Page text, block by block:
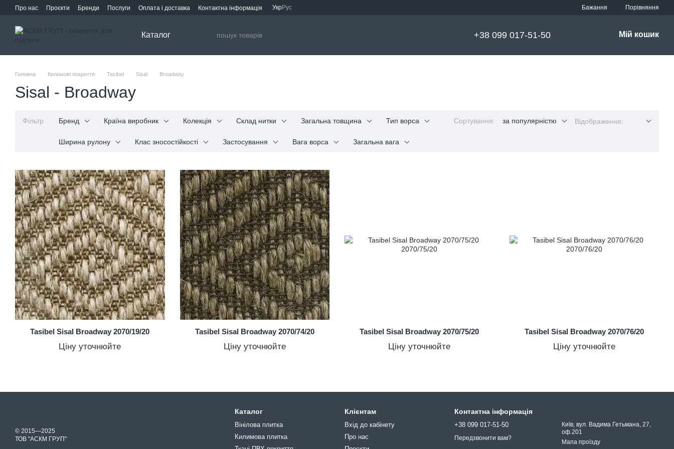
Перейти до основного контенту
Про нас Проєкти Бренди Послуги Оплата і доставка Контактна інформація УкрРус Бажання Порівняння
Каталог +38 099 017-51-50 Мій кошик
Головна Килимові покриття Tasibel Sisal Broadway
Sisal - Broadway
Фільтр Бренд Країна виробник Колекція Склад нитки Загальна товщина Тип ворса
Ширина рулону Клас зносостійкості Застосування Вага ворса Загальна вага
Сортування: за популярністю Відображення:
Tasibel Sisal Broadway 2070/19/20
Ціну уточнюйте
Tasibel Sisal Broadway 2070/74/20
Ціну уточнюйте
Tasibel Sisal Broadway 2070/75/20
Ціну уточнюйте
Tasibel Sisal Broadway 2070/76/20
Ціну уточнюйте
© 2015—2025
ТОВ "АСКМ ГРУП"
Каталог
Вінілова плитка
Килимова плитка
Клієнтам
Вхід до кабінету
Про нас
Контактна інформація
+38 099 017-51-50
Передзвонити вам?
Київ, вул. Вадима Гетьмана, 27,
оф.201
Мапа проїзду